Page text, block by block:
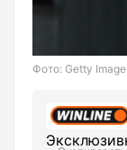
Фото: Getty